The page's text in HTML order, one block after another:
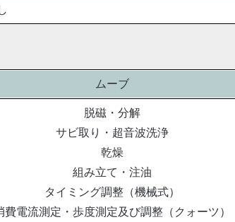
ムーブ
脱磁・分解
サビ取り・超音波洗浄
乾燥
組み立て・注油
タイミング調整（機械式）
費電流測定・歩度測定及び調整（クォーツ）